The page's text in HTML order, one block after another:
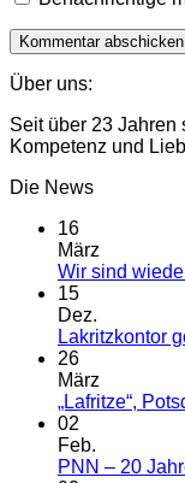
Über uns:
Seit über 23 Jahren
Kompetenz und
Die News
16
März
Wir sind
15
Dez.
Lakritzkontor
26
März
„Lafritze“,
02
Feb.
PNN – 20